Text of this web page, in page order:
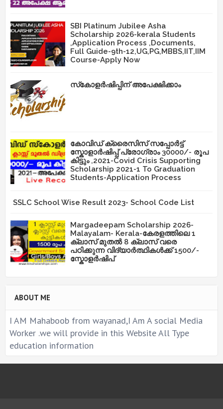
SBI Platinum Jubilee Asha
Scholarship 2026-kerala Students
,Application Process ,Documents,
Full Guide-9th-12,UG,PG,MBBS,IIT,IIM
Course-Apply Now
സ്‌കോളർഷിപ്പിന് അപേക്ഷിക്കാം
കോവിഡ് ക്രൈസിസ് സപ്പോർട്ട്
സ്കോളാർഷിപ്പ് പ്രോഗ്രാം 30000/- രൂപ
കിട്ടും ,2021-Covid Crisis Supporting
Scholarship 2021-1 To Graduation
Students-Application Process
SSLC School Wise Result 2023- School Code List
Margadeepam Scholarship 2026-
Malayalam- Kerala-കേരളത്തിലെ 1
ക്ലാസ് മുതൽ 8 ക്ലാസ് വരെ
പഠിക്കുന്ന വിദ്യാർത്ഥികൾക്ക് 1500/-
സ്കോളർഷിപ്
ABOUT ME
I AM Mahaboob from wayanad,I Am A social Media
Worker .we will provide in this Website All Type
education information